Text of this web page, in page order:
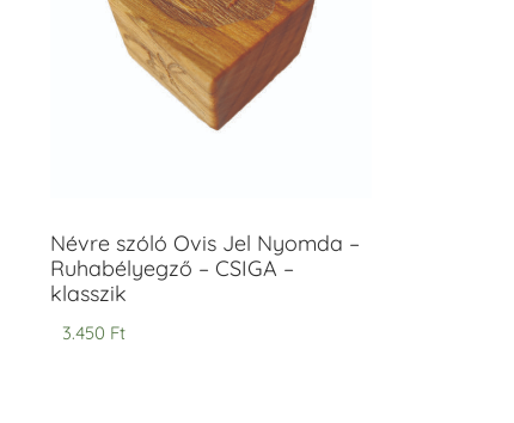
Névre szóló Ovis Jel Nyomda –
Ruhabélyegző – CSIGA –
klasszik
3.450 Ft